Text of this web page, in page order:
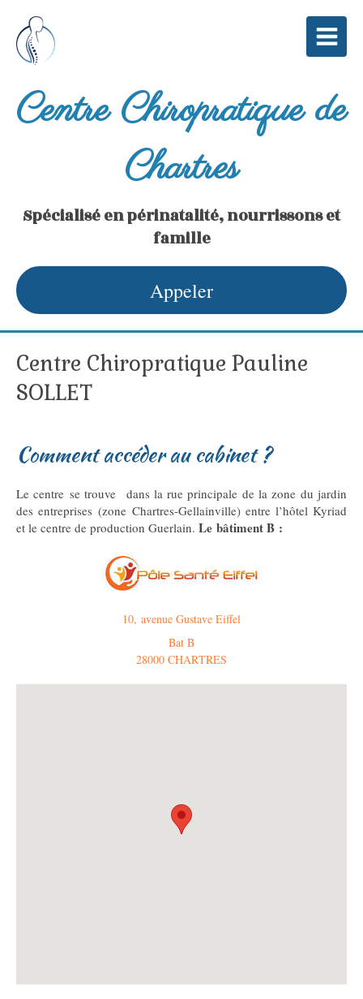
Centre Chiropratique de
Chartres
Spécialisé en périnatalité, nourrissons et
famille
Appeler
Centre Chiropratique Pauline
SOLLET
Comment accéder au cabinet ?
Le centre se trouve dans la rue principale de la zone du jardin
des entreprises (zone Chartres-Gellainville) entre l’hôtel Kyriad
et le centre de production Guerlain. Le bâtiment B :
10, avenue Gustave Eiffel
Bat B
28000 CHARTRES